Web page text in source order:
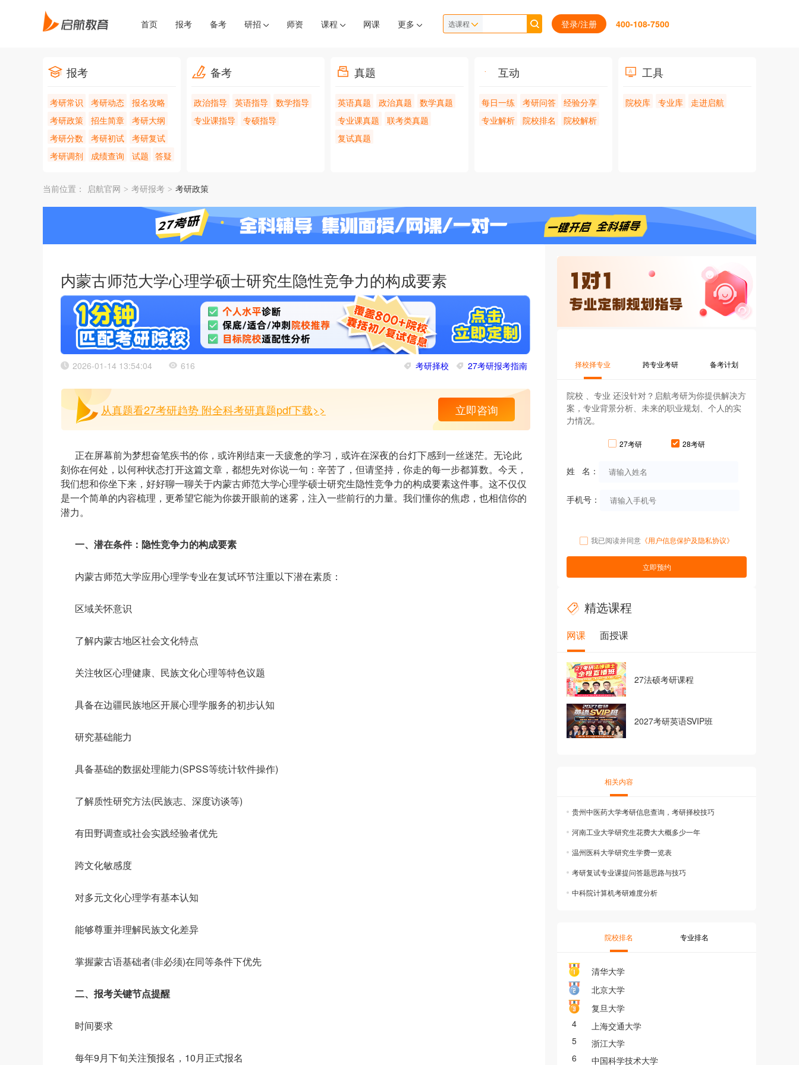
首页 报考 备考 研招 师资 课程 网课 更多 选课程 登录/注册 400-108-7500
报考
考研常识 考研动态
报名攻略
考研政策
招生简章
考研大纲
考研分数
考研初试
考研复试
考研调剂
成绩查询 试题 答疑
备考
政治指导 英语指导
数学指导
专业课指导
专硕指导
真题
英语真题 政治真题
数学真题
专业课真题
联考类真题
复试真题
互动
每日一练 考研问答
经验分享
专业解析
院校排名 院校解析
工具
院校库 专业库 走进启航
当前位置： 启航官网 > 考研报考 > 考研政策
内蒙古师范大学心理学硕士研究生隐性竞争力的构成要素
2026-01-14 13:54:04 616 考研择校 27考研报考指南
从真题看27考研趋势 附全科考研真题pdf下载>> 立即咨询
正在屏幕前为梦想奋笔疾书的你，或许刚结束一天疲惫的学习，或许在深夜的台灯下感到一丝迷茫。无论此
刻你在何处，以何种状态打开这篇文章，都想先对你说一句：辛苦了，但请坚持，你走的每一步都算数。今天，
我们想和你坐下来，好好聊一聊关于内蒙古师范大学心理学硕士研究生隐性竞争力的构成要素这件事。这不仅仅
是一个简单的内容梳理，更希望它能为你拨开眼前的迷雾，注入一些前行的力量。我们懂你的焦虑，也相信你的
潜力。
一、潜在条件：隐性竞争力的构成要素
内蒙古师范大学应用心理学专业在复试环节注重以下潜在素质：
区域关怀意识
了解内蒙古地区社会文化特点
关注牧区心理健康、民族文化心理等特色议题
具备在边疆民族地区开展心理学服务的初步认知
研究基础能力
具备基础的数据处理能力(SPSS等统计软件操作)
了解质性研究方法(民族志、深度访谈等)
有田野调查或社会实践经验者优先
跨文化敏感度
对多元文化心理学有基本认知
能够尊重并理解民族文化差异
掌握蒙古语基础者(非必须)在同等条件下优先
二、报考关键节点提醒
时间要求
每年9月下旬关注预报名，10月正式报名
择校择专业 跨专业考研 备考计划
院校 、专业 还没针对？启航考研为你提供解决方
案，专业背景分析、未来的职业规划、个人的实
力情况。
27考研 28考研
姓 名：
手机号：
我已阅读并同意 《用户信息保护及隐私协议》
立即预约
精选课程
网课 面授课
27法硕考研课程
2027考研英语SVIP班
相关内容
贵州中医药大学考研信息查询，考研择校技巧
河南工业大学研究生花费大大概多少一年
温州医科大学研究生学费一览表
考研复试专业课提问答题思路与技巧
中科院计算机考研难度分析
院校排名 专业排名
清华大学
北京大学
复旦大学
4
上海交通大学
5
浙江大学
6
中国科学技术大学